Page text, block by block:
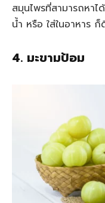
สมุนไพรที่สามารถหา
น้ำ หรือ ใส่ในอาหาร
4. มะขามป้อม